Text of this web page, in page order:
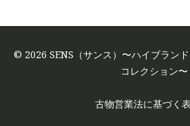
ON（ハ
ランド
ンズフ
© 2026 SENS（サンス）〜ハイブラン
コレクション〜
古物営業法に基づく